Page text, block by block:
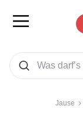
Was wollen Sie suchen
Suchen
Jause